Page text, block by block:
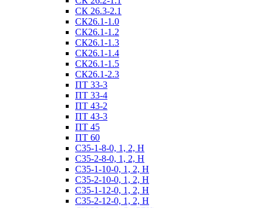
СК 26.3-2.1
СК26.1-1.0
СК26.1-1.2
СК26.1-1.3
СК26.1-1.4
СК26.1-1.5
СК26.1-2.3
ПТ 33-3
ПТ 33-4
ПТ 43-2
ПТ 43-3
ПТ 45
ПТ 60
С35-1-8-0, 1, 2, Н
С35-2-8-0, 1, 2, Н
С35-1-10-0, 1, 2, Н
С35-2-10-0, 1, 2, Н
С35-1-12-0, 1, 2, Н
С35-2-12-0, 1, 2, Н